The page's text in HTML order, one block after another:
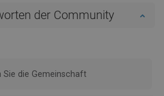
der Community
Sie die Gemeinschaft